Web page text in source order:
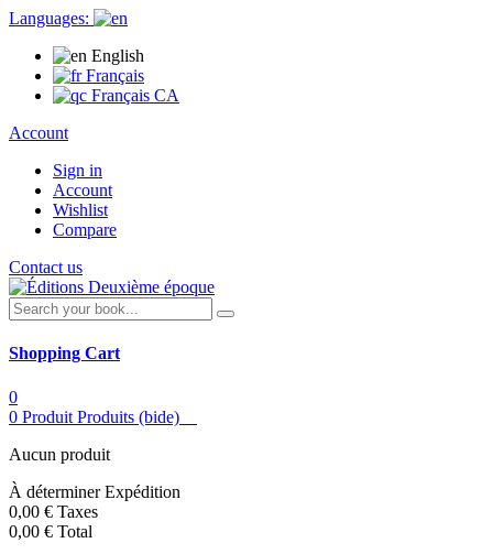
Languages:
English
Français
Français CA
Account
Sign in
Account
Wishlist
Compare
Contact us
Shopping Cart
0
0 Produit Produits (bide)
Aucun produit
À déterminerExpédition
0,00 € Taxes
0,00 € Total